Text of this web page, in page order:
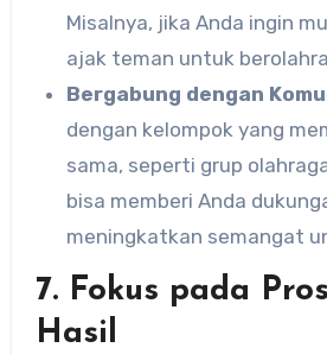
Misalnya, jika Anda ingin
ajak teman untuk
Bergabung dengan
dengan kelompok yang
sama, seperti grup
bisa memberi Anda
meningkatkan semangat
7. Fokus pada
Hasil